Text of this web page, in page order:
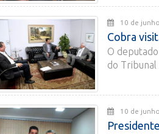
10 de
Cobra
O
do Tribunal
10 de